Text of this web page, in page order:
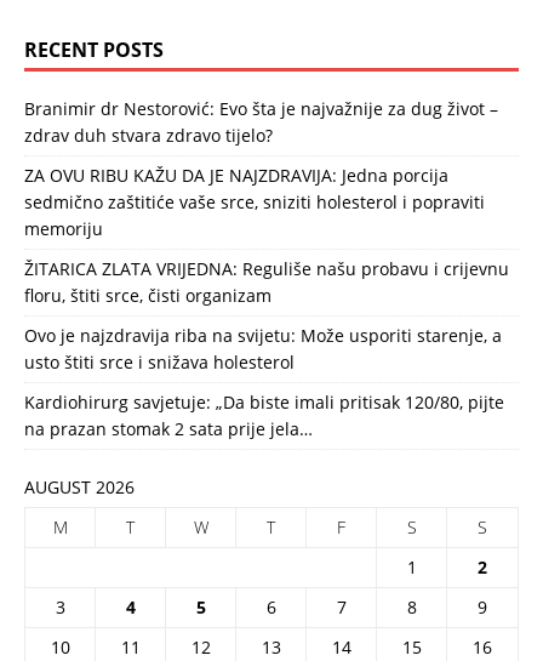
RECENT POSTS
Branimir dr Nestorović: Evo šta je najvažnije za dug život –
zdrav duh stvara zdravo tijelo?
ZA OVU RIBU KAŽU DA JE NAJZDRAVIJA: Jedna porcija
sedmično zaštitiće vaše srce, sniziti holesterol i popraviti
memoriju
ŽITARICA ZLATA VRIJEDNA: Reguliše našu probavu i crijevnu
floru, štiti srce, čisti organizam
Ovo je najzdravija riba na svijetu: Može usporiti starenje, a
usto štiti srce i snižava holesterol
Kardiohirurg savjetuje: „Da biste imali pritisak 120/80, pijte
na prazan stomak 2 sata prije jela…
AUGUST 2026
M
T W T F S
S
1
2
3
4 5 6 7 8
9
10
11 12 13 14 15
16